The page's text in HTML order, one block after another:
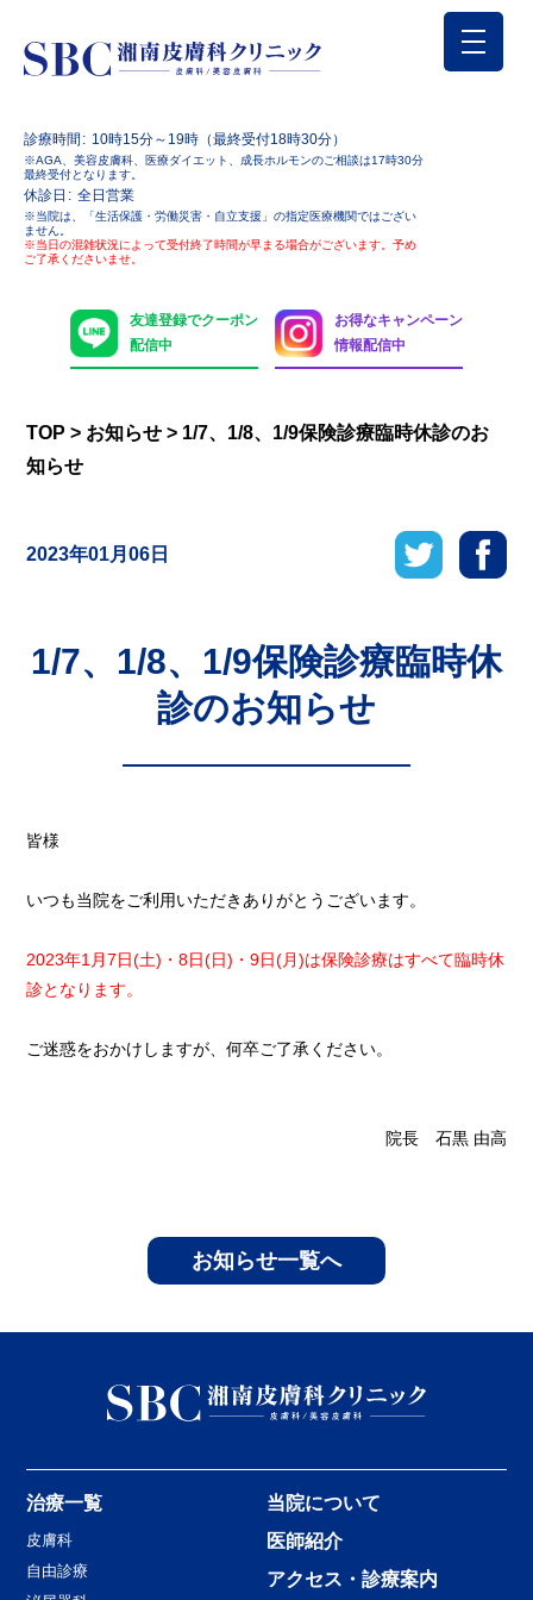
診療時間 10時15分～19時（最終受付18時30分）
※AGA、美容皮膚科、医療ダイエット、成長ホルモンのご相談は17時30分
最終受付となります。
休診日 全日営業
※当院は、「生活保護・労働災害・自立支援」の指定医療機関ではござい
ません。
※当日の混雑状況によって受付終了時間が早まる場合がございます。予め
ご了承くださいませ。
友達登録でクーポン
配信中
お得なキャンペーン
情報配信中
TOP > お知らせ > 1/7、1/8、1/9保険診療臨時休診のお
知らせ
2023年01月06日
1/7、1/8、1/9保険診療臨時休
診のお知らせ
皆様
いつも当院をご利用いただきありがとうございます。
2023年1月7日(土)・8日(日)・9日(月)は保険診療はすべて臨時休
診となります。
ご迷惑をおかけしますが、何卒ご了承ください。
院長 石黒 由高
お知らせ一覧へ
治療一覧
皮膚科
自由診療
当院について
医師紹介
アクセス・診療案内